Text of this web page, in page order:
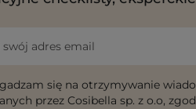
swój adres email
się na otrzymywanie
przez Cosibella sp. z o.o,